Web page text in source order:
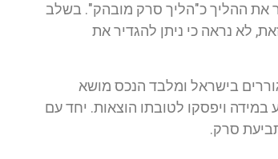
את ההליך כ"הליך סרק מובהק". בשלב
לא נראה כי ניתן להגדיר את
בישראל ומלבד הנכס מושא
ויפסקו לטובתו הוצאות. יחד עם
סרק.